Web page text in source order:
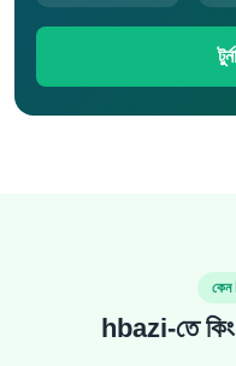
কেন
hbazi-তে কিং